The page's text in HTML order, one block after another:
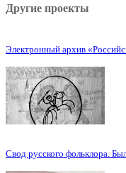
Другие проекты
Электронный архив
Свод русского фольклора.